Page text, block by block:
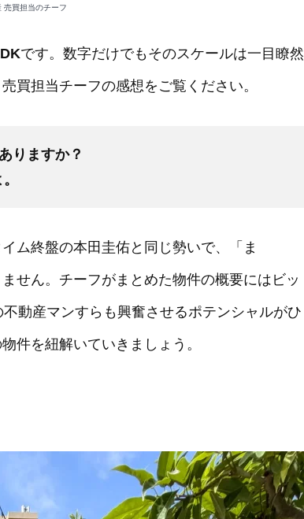
売買担当のチーフ
です。数字だけでもそのスケールは一目瞭然
買担当チーフの感想をご覧ください。
りますか？
ム終盤の本田圭佑と同じ勢いで、「ま
せん。チーフがまとめた物件の概要にはビッ
動産マンすらも興奮させるポテンシャルがひ
件を紐解いていきましょう。